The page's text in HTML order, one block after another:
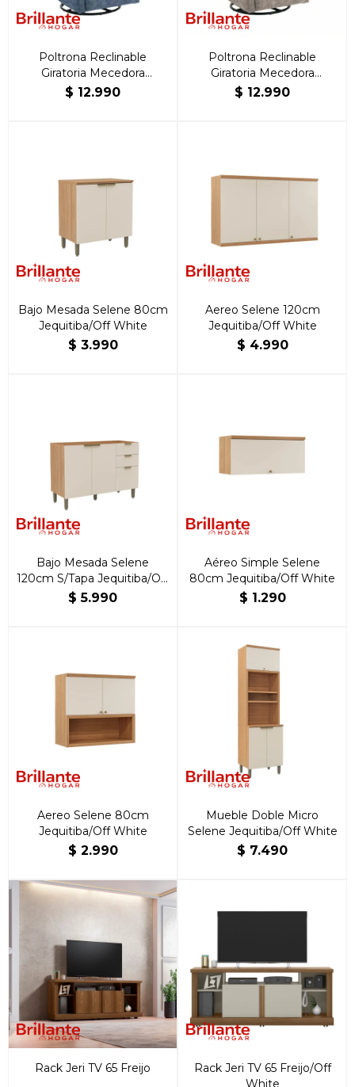
Poltrona Reclinable
Giratoria Mecedora
Rocking Azul
$ 12.990
Poltrona Reclinable
Giratoria Mecedora
Rocking Beige
$ 12.990
Bajo Mesada Selene 80cm
Jequitiba/Off White
$ 3.990
Aereo Selene 120cm
Jequitiba/Off White
$ 4.990
Bajo Mesada Selene
120cm S/Tapa Jequitiba/Off
White
$ 5.990
Aéreo Simple Selene
80cm Jequitiba/Off White
$ 1.290
Aereo Selene 80cm
Jequitiba/Off White
$ 2.990
Mueble Doble Micro
Selene Jequitiba/Off White
$ 7.490
Rack Jeri TV 65 Freijo
Rack Jeri TV 65 Freijo/Off
White